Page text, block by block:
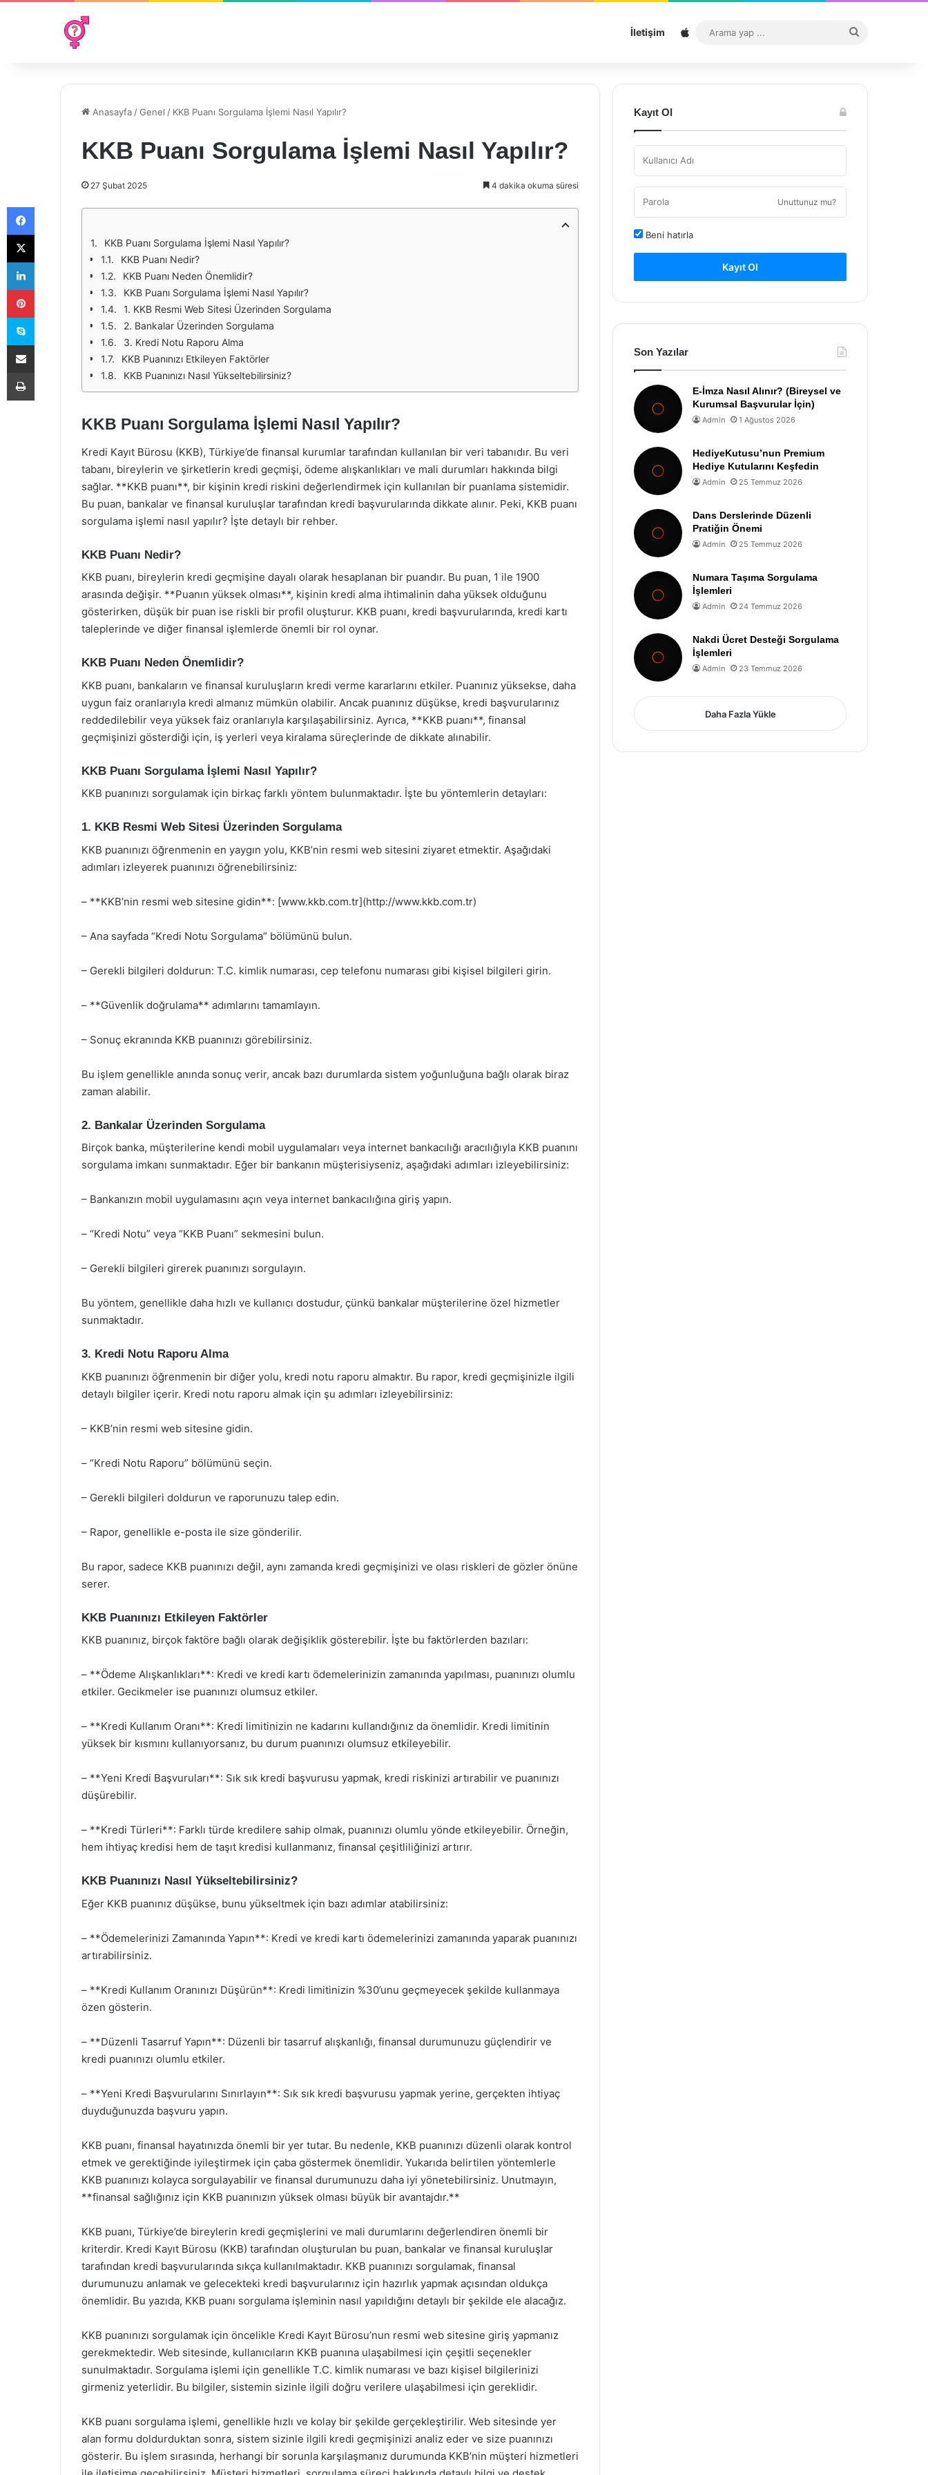
İletişim Sitemap
...
Anasayfa /Genel / KKB Puanı Sorgulama İşlemi Nasıl Yapılır?
KKB Puanı Sorgulama İşlemi Nasıl Yapılır?
27 Şubat 2025 4 dakika okuma süresi
KKB Puanı Sorgulama İşlemi Nasıl Yapılır?
KKB Puanı Nedir?
KKB Puanı Neden Önemlidir?
KKB Puanı Sorgulama İşlemi Nasıl Yapılır?
1. KKB Resmi Web Sitesi Üzerinden Sorgulama
2. Bankalar Üzerinden Sorgulama
3. Kredi Notu Raporu Alma
KKB Puanınızı Etkileyen Faktörler
KKB Puanınızı Nasıl Yükseltebilirsiniz?
KKB Puanı Sorgulama İşlemi Nasıl Yapılır?
Kredi Kayıt Bürosu (KKB), Türkiye’de finansal kurumlar tarafından kullanılan bir veri tabanıdır. Bu veri
tabanı, bireylerin ve şirketlerin kredi geçmişi, ödeme alışkanlıkları ve mali durumları hakkında bilgi
sağlar. **KKB puanı**, bir kişinin kredi riskini değerlendirmek için kullanılan bir puanlama sistemidir.
Bu puan, bankalar ve finansal kuruluşlar tarafından kredi başvurularında dikkate alınır. Peki, KKB puanı
sorgulama işlemi nasıl yapılır? İşte detaylı bir rehber.
KKB Puanı Nedir?
KKB puanı, bireylerin kredi geçmişine dayalı olarak hesaplanan bir puandır. Bu puan, 1 ile 1900
arasında değişir. **Puanın yüksek olması**, kişinin kredi alma ihtimalinin daha yüksek olduğunu
gösterirken, düşük bir puan ise riskli bir profil oluşturur. KKB puanı, kredi başvurularında, kredi kartı
taleplerinde ve diğer finansal işlemlerde önemli bir rol oynar.
KKB Puanı Neden Önemlidir?
KKB puanı, bankaların ve finansal kuruluşların kredi verme kararlarını etkiler. Puanınız yüksekse, daha
uygun faiz oranlarıyla kredi almanız mümkün olabilir. Ancak puanınız düşükse, kredi başvurularınız
reddedilebilir veya yüksek faiz oranlarıyla karşılaşabilirsiniz. Ayrıca, **KKB puanı**, finansal
geçmişinizi gösterdiği için, iş yerleri veya kiralama süreçlerinde de dikkate alınabilir.
KKB Puanı Sorgulama İşlemi Nasıl Yapılır?
KKB puanınızı sorgulamak için birkaç farklı yöntem bulunmaktadır. İşte bu yöntemlerin detayları:
1. KKB Resmi Web Sitesi Üzerinden Sorgulama
KKB puanınızı öğrenmenin en yaygın yolu, KKB’nin resmi web sitesini ziyaret etmektir. Aşağıdaki
adımları izleyerek puanınızı öğrenebilirsiniz:
– **KKB’nin resmi web sitesine gidin**: [www.kkb.com.tr](http://www.kkb.com.tr)
– Ana sayfada “Kredi Notu Sorgulama” bölümünü bulun.
– Gerekli bilgileri doldurun: T.C. kimlik numarası, cep telefonu numarası gibi kişisel bilgileri girin.
– **Güvenlik doğrulama** adımlarını tamamlayın.
– Sonuç ekranında KKB puanınızı görebilirsiniz.
Bu işlem genellikle anında sonuç verir, ancak bazı durumlarda sistem yoğunluğuna bağlı olarak biraz
zaman alabilir.
2. Bankalar Üzerinden Sorgulama
Birçok banka, müşterilerine kendi mobil uygulamaları veya internet bankacılığı aracılığıyla KKB puanını
sorgulama imkanı sunmaktadır. Eğer bir bankanın müşterisiyseniz, aşağıdaki adımları izleyebilirsiniz:
– Bankanızın mobil uygulamasını açın veya internet bankacılığına giriş yapın.
– “Kredi Notu” veya “KKB Puanı” sekmesini bulun.
– Gerekli bilgileri girerek puanınızı sorgulayın.
Bu yöntem, genellikle daha hızlı ve kullanıcı dostudur, çünkü bankalar müşterilerine özel hizmetler
sunmaktadır.
3. Kredi Notu Raporu Alma
KKB puanınızı öğrenmenin bir diğer yolu, kredi notu raporu almaktır. Bu rapor, kredi geçmişinizle ilgili
detaylı bilgiler içerir. Kredi notu raporu almak için şu adımları izleyebilirsiniz:
– KKB’nin resmi web sitesine gidin.
– “Kredi Notu Raporu” bölümünü seçin.
– Gerekli bilgileri doldurun ve raporunuzu talep edin.
– Rapor, genellikle e-posta ile size gönderilir.
Bu rapor, sadece KKB puanınızı değil, aynı zamanda kredi geçmişinizi ve olası riskleri de gözler önüne
serer.
KKB Puanınızı Etkileyen Faktörler
KKB puanınız, birçok faktöre bağlı olarak değişiklik gösterebilir. İşte bu faktörlerden bazıları:
– **Ödeme Alışkanlıkları**: Kredi ve kredi kartı ödemelerinizin zamanında yapılması, puanınızı olumlu
etkiler. Gecikmeler ise puanınızı olumsuz etkiler.
– **Kredi Kullanım Oranı**: Kredi limitinizin ne kadarını kullandığınız da önemlidir. Kredi limitinin
yüksek bir kısmını kullanıyorsanız, bu durum puanınızı olumsuz etkileyebilir.
– **Yeni Kredi Başvuruları**: Sık sık kredi başvurusu yapmak, kredi riskinizi artırabilir ve puanınızı
düşürebilir.
– **Kredi Türleri**: Farklı türde kredilere sahip olmak, puanınızı olumlu yönde etkileyebilir. Örneğin,
hem ihtiyaç kredisi hem de taşıt kredisi kullanmanız, finansal çeşitliliğinizi artırır.
KKB Puanınızı Nasıl Yükseltebilirsiniz?
Eğer KKB puanınız düşükse, bunu yükseltmek için bazı adımlar atabilirsiniz:
– **Ödemelerinizi Zamanında Yapın**: Kredi ve kredi kartı ödemelerinizi zamanında yaparak puanınızı
artırabilirsiniz.
– **Kredi Kullanım Oranınızı Düşürün**: Kredi limitinizin %30’unu geçmeyecek şekilde kullanmaya
özen gösterin.
– **Düzenli Tasarruf Yapın**: Düzenli bir tasarruf alışkanlığı, finansal durumunuzu güçlendirir ve
kredi puanınızı olumlu etkiler.
– **Yeni Kredi Başvurularını Sınırlayın**: Sık sık kredi başvurusu yapmak yerine, gerçekten ihtiyaç
duyduğunuzda başvuru yapın.
KKB puanı, finansal hayatınızda önemli bir yer tutar. Bu nedenle, KKB puanınızı düzenli olarak kontrol
etmek ve gerektiğinde iyileştirmek için çaba göstermek önemlidir. Yukarıda belirtilen yöntemlerle
KKB puanınızı kolayca sorgulayabilir ve finansal durumunuzu daha iyi yönetebilirsiniz. Unutmayın,
**finansal sağlığınız için KKB puanınızın yüksek olması büyük bir avantajdır.**
KKB puanı, Türkiye’de bireylerin kredi geçmişlerini ve mali durumlarını değerlendiren önemli bir
kriterdir. Kredi Kayıt Bürosu (KKB) tarafından oluşturulan bu puan, bankalar ve finansal kuruluşlar
tarafından kredi başvurularında sıkça kullanılmaktadır. KKB puanınızı sorgulamak, finansal
durumunuzu anlamak ve gelecekteki kredi başvurularınız için hazırlık yapmak açısından oldukça
önemlidir. Bu yazıda, KKB puanı sorgulama işleminin nasıl yapıldığını detaylı bir şekilde ele alacağız.
KKB puanınızı sorgulamak için öncelikle Kredi Kayıt Bürosu’nun resmi web sitesine giriş yapmanız
gerekmektedir. Web sitesinde, kullanıcıların KKB puanına ulaşabilmesi için çeşitli seçenekler
sunulmaktadır. Sorgulama işlemi için genellikle T.C. kimlik numarası ve bazı kişisel bilgilerinizi
girmeniz yeterlidir. Bu bilgiler, sistemin sizinle ilgili doğru verilere ulaşabilmesi için gereklidir.
KKB puanı sorgulama işlemi, genellikle hızlı ve kolay bir şekilde gerçekleştirilir. Web sitesinde yer
alan formu doldurduktan sonra, sistem sizinle ilgili kredi geçmişinizi analiz eder ve size puanınızı
gösterir. Bu işlem sırasında, herhangi bir sorunla karşılaşmanız durumunda KKB’nin müşteri hizmetleri
Kayıt Ol
Unuttunuz mu?
Beni hatırla
Kayıt Ol
Son Yazılar
E-İmza Nasıl Alınır? (Bireysel ve
Kurumsal Başvurular İçin)
Admin 1 Ağustos 2026
HediyeKutusu’nun Premium
Hediye Kutularını Keşfedin
Admin 25 Temmuz 2026
Dans Derslerinde Düzenli
Pratiğin Önemi
Admin 25 Temmuz 2026
Numara Taşıma Sorgulama
İşlemleri
Admin 24 Temmuz 2026
Nakdi Ücret Desteği Sorgulama
İşlemleri
Admin 23 Temmuz 2026
Daha Fazla Yükle
Facebook
X
LinkedIn
Pinterest
Skype
E-Posta ile paylaş